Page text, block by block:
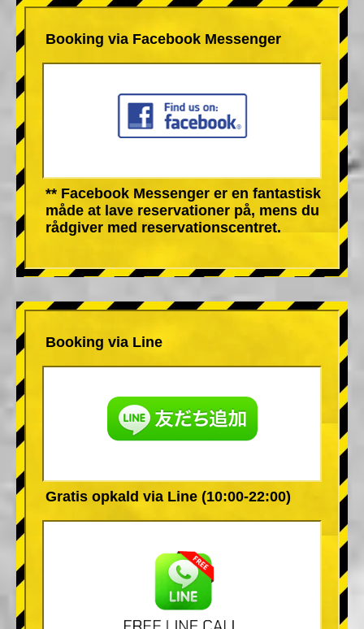
Booking via Facebook Messenger
** Facebook Messenger er en fantastisk
måde at lave reservationer på, mens du
rådgiver med reservationscentret.
Booking via Line
Gratis opkald via Line (10:00-22:00)